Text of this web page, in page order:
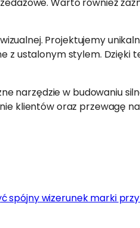
Projektujemy
ustalonym stylem. Dzięki
narzędzie w budowaniu
klientów oraz przewagę
spójny wizerunek marki